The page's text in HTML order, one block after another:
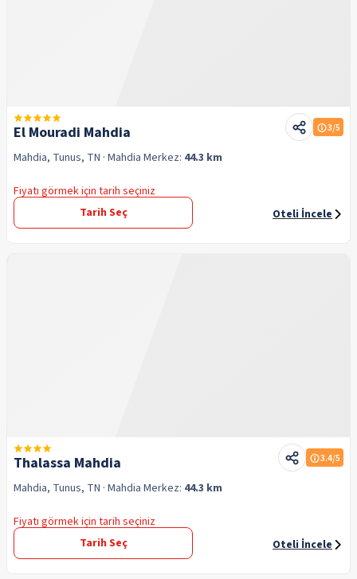
El Mouradi Mahdia 3/5
Mahdia, Tunus, TN · Mahdia Merkez: 44.3 km
Fiyatı görmek için tarih seçiniz
Tarih Seç
Oteli İncele
Thalassa Mahdia 3.4/5
Mahdia, Tunus, TN · Mahdia Merkez: 44.3 km
Fiyatı görmek için tarih seçiniz
Tarih Seç
Oteli İncele